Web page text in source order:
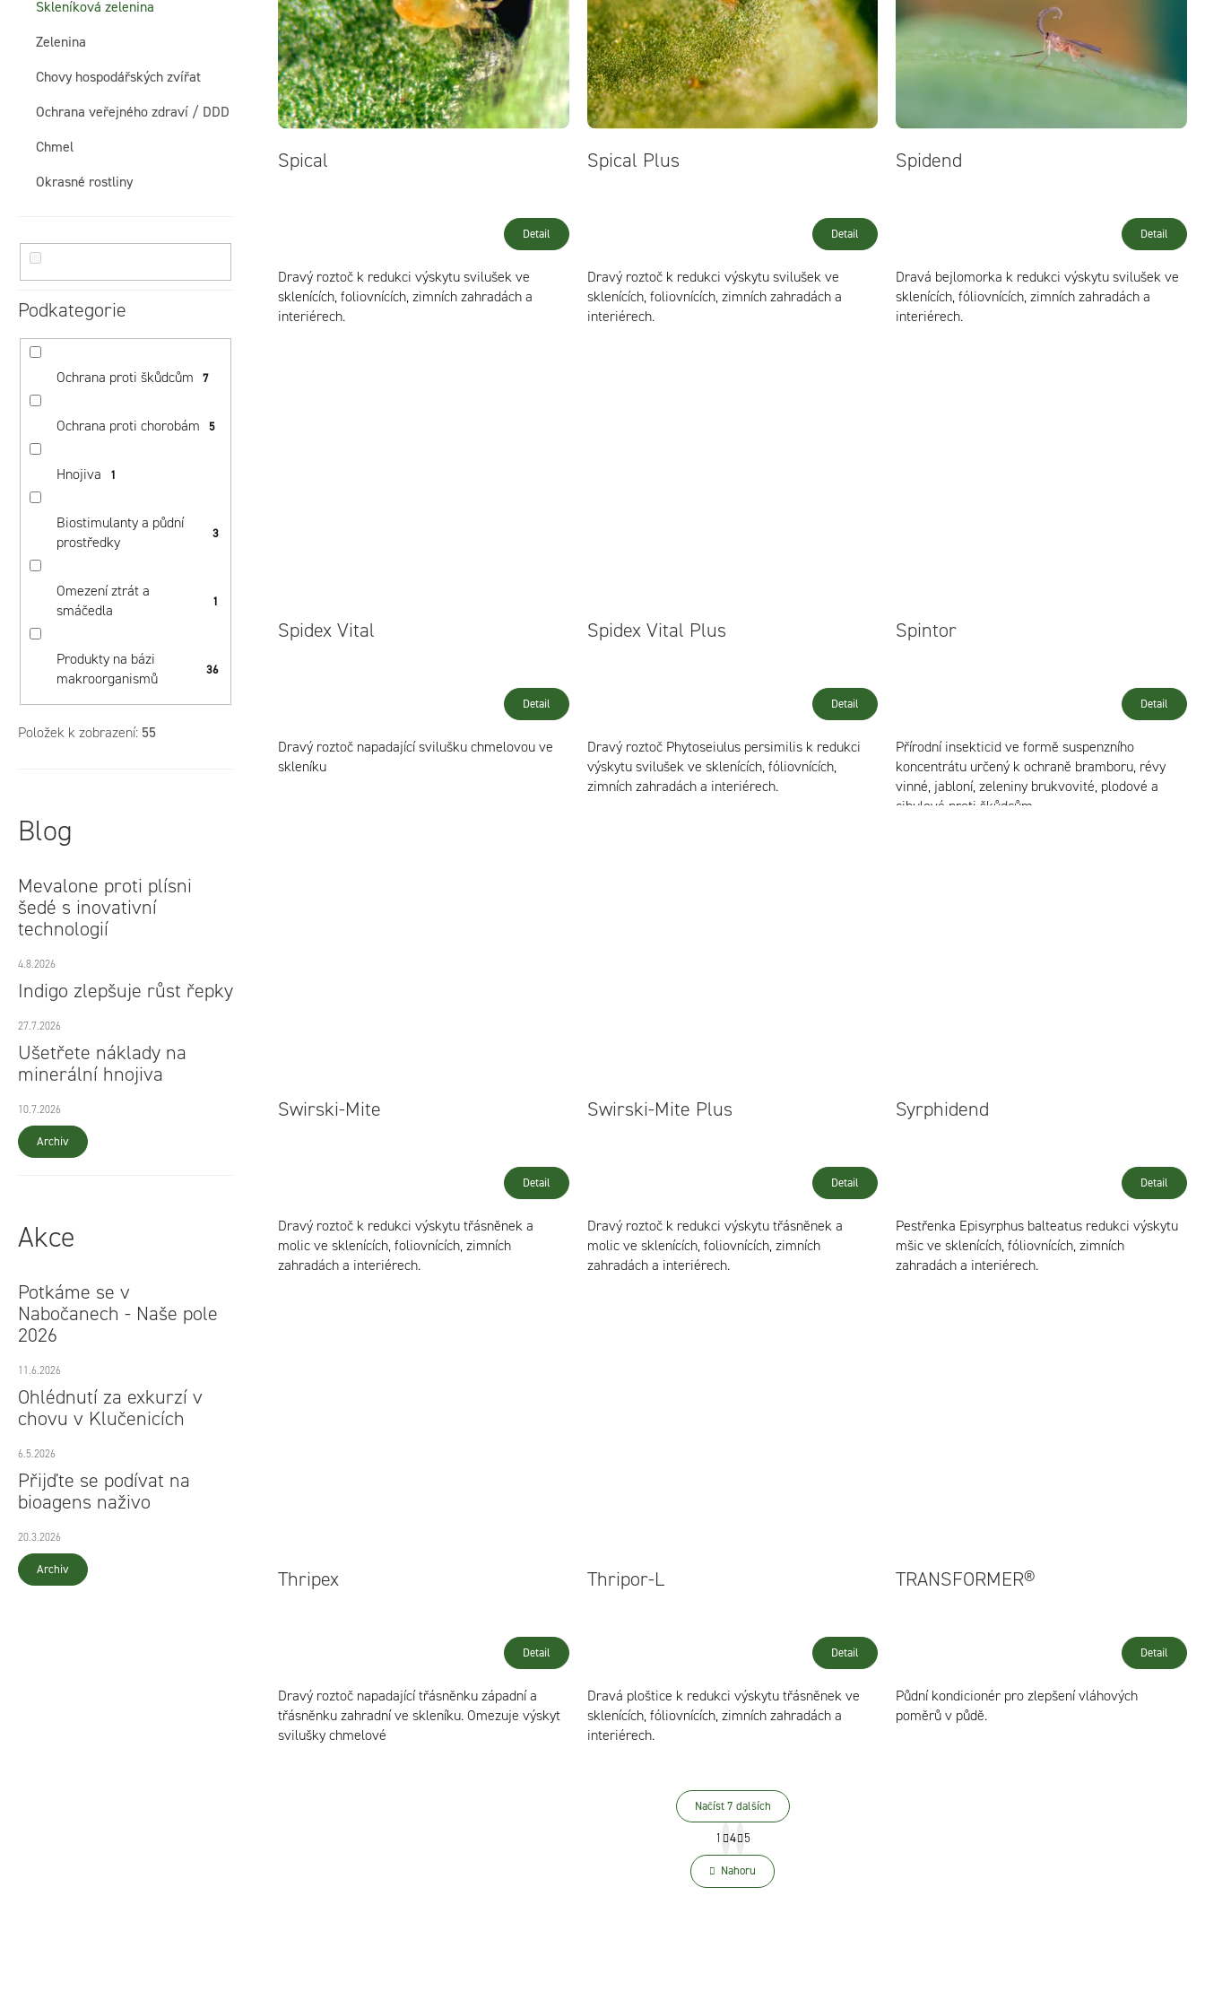
e
l
Skleníková zelenina
Zelenina
Chovy hospodářských zvířat
Ochrana veřejného zdraví / DDD
Chmel
Okrasné rostliny
Podkategorie
Ochrana proti škůdcům 7
Ochrana proti chorobám 5
Hnojiva 1
Biostimulanty a půdní
prostředky
3
Omezení ztrát a
smáčedla
1
Produkty na bázi
makroorganismů
36
Položek k zobrazení: 55
Blog
Mevalone proti plísni
šedé s inovativní
technologií
4.8.2026
Indigo zlepšuje růst řepky
27.7.2026
Ušetřete náklady na
minerální hnojiva
10.7.2026
Archiv
Akce
Potkáme se v
Nabočanech - Naše pole
2026
11.6.2026
Ohlédnutí za exkurzí v
chovu v Klučenicích
6.5.2026
Přijďte se podívat na
bioagens naživo
20.3.2026
Archiv
í
p
r
k
i
s
p
r
o
k
t
Spical
Detail
Dravý roztoč k redukci výskytu svilušek ve
sklenících, foliovnících, zimních zahradách a
interiérech.
Spical Plus
Detail
Dravý roztoč k redukci výskytu svilušek ve
sklenících, foliovnících, zimních zahradách a
interiérech.
Spidend
Detail
Dravá bejlomorka k redukci výskytu svilušek ve
sklenících, fóliovnících, zimních zahradách a
interiérech.
Spidex Vital
Detail
Dravý roztoč napadající svilušku chmelovou ve
skleníku
Spidex Vital Plus
Detail
Dravý roztoč Phytoseiulus persimilis k redukci
výskytu svilušek ve sklenících, fóliovnících,
zimních zahradách a interiérech.
Spintor
Detail
Přírodní insekticid ve formě suspenzního
koncentrátu určený k ochraně bramboru, révy
vinné, jabloní, zeleniny brukvovité, plodové a
cibulové proti škůdcům.
Swirski-Mite
Detail
Dravý roztoč k redukci výskytu třásněnek a
molic ve sklenících, foliovnících, zimních
zahradách a interiérech.
Swirski-Mite Plus
Detail
Dravý roztoč k redukci výskytu třásněnek a
molic ve sklenících, foliovnících, zimních
zahradách a interiérech.
Syrphidend
Detail
Pestřenka Episyrphus balteatus redukci výskytu
mšic ve sklenících, fóliovnících, zimních
zahradách a interiérech.
Thripex
Detail
Dravý roztoč napadající třásněnku západní a
třásněnku zahradní ve skleníku. Omezuje výskyt
svilušky chmelové
Thripor-L
Detail
Dravá ploštice k redukci výskytu třásněnek ve
sklenících, fóliovnících, zimních zahradách a
interiérech.
TRANSFORMER®
Detail
Půdní kondicionér pro zlepšení vláhových
poměrů v půdě.
O
v
Načíst 7 dalších
S
t
r
á
1 4 5
Nahoru